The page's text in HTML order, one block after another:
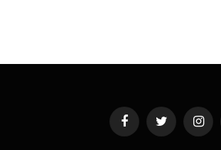
FacebookTwitter